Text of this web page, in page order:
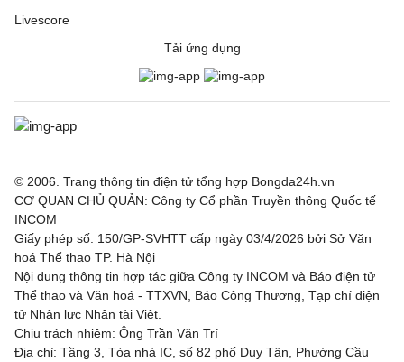
Livescore
Tải ứng dụng
© 2006. Trang thông tin điện tử tổng hợp Bongda24h.vn
CƠ QUAN CHỦ QUẢN: Công ty Cổ phần Truyền thông Quốc tế
INCOM
Giấy phép số: 150/GP-SVHTT cấp ngày 03/4/2026 bởi Sở Văn
hoá Thể thao TP. Hà Nội
Nội dung thông tin hợp tác giữa Công ty INCOM và Báo điện tử
Thể thao và Văn hoá - TTXVN, Báo Công Thương, Tạp chí điện
tử Nhân lực Nhân tài Việt.
Chịu trách nhiệm: Ông Trần Văn Trí
Địa chỉ: Tầng 3, Tòa nhà IC, số 82 phố Duy Tân, Phường Cầu